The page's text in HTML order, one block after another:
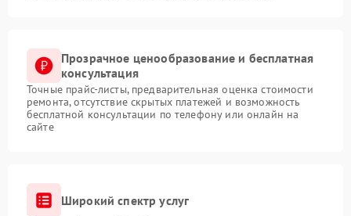
Прозрачное ценообразование и бесплатная
консультация
Точные прайс-листы, предварительная оценка стоимости
ремонта, отсутствие скрытых платежей и возможность
бесплатной консультации по телефону или онлайн на
сайте
Широкий спектр услуг